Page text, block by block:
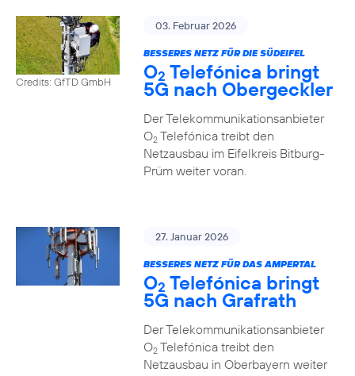
Credits: GfTD GmbH
03. Februar 2026
BESSERES NETZ FÜR DIE SÜDEIFEL
O2 Telefónica bringt
5G nach Obergeckler
Der Telekommunikationsanbieter
O2Telefónica treibt den
Netzausbau im Eifelkreis Bitburg-
Prüm weiter voran.
27. Januar 2026
BESSERES NETZ FÜR DAS AMPERTAL
O2 Telefónica bringt
5G nach Grafrath
Der Telekommunikationsanbieter
O2Telefónica treibt den
Netzausbau in Oberbayern weiter